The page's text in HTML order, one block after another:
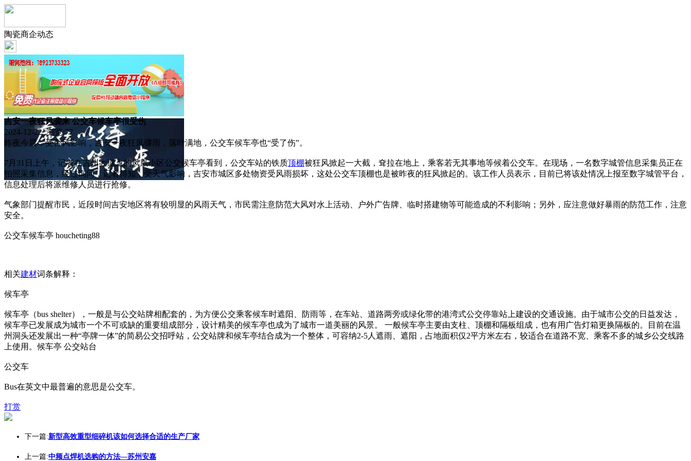
陶瓷商企动态
吉安一夜狂风袭来 公交车候车亭很受伤
2024-12-22 浏览:77
昨夜今晨，受台风影响，吉安一夜狂风骤雨，落叶满地，公交车候车亭也“受了伤”。
7月31日上午，记者在吉州大道上的凤凰小区公交候车亭看到，公交车站的铁质顶棚被狂风掀起一大截，耷拉在地上，乘客若无其事地等候着公交车。在现场，一名数字城管信息采集员正在
拍照采集信息，经过询问，记者得知，受天气影响，吉安市城区多处物资受风雨损坏，这处公交车顶棚也是被昨夜的狂风掀起的。该工作人员表示，目前已将该处情况上报至数字城管平台，
信息处理后将派维修人员进行抢修。
气象部门提醒市民，近段时间吉安地区将有较明显的风雨天气，市民需注意防范大风对水上活动、户外广告牌、临时搭建物等可能造成的不利影响；另外，应注意做好暴雨的防范工作，注意
安全。
公交车候车亭 houcheting88
相关建材词条解释：
候车亭
候车亭（bus shelter），一般是与公交站牌相配套的，为方便公交乘客候车时遮阳、防雨等，在车站、道路两旁或绿化带的港湾式公交停靠站上建设的交通设施。由于城市公交的日益发达，
候车亭已发展成为城市一个不可或缺的重要组成部分，设计精美的候车亭也成为了城市一道美丽的风景。 一般候车亭主要由支柱、顶棚和隔板组成，也有用广告灯箱更换隔板的。目前在温
州洞头还发展出一种“亭牌一体”的简易公交招呼站，公交站牌和候车亭结合成为一个整体，可容纳2-5人遮雨、遮阳，占地面积仅2平方米左右，较适合在道路不宽、乘客不多的城乡公交线路
上使用。候车亭 公交站台
公交车
Bus在英文中最普遍的意思是公交车。
打赏
下一篇:新型高效重型细碎机该如何选择合适的生产厂家
上一篇:中频点焊机选购的方法—苏州安嘉